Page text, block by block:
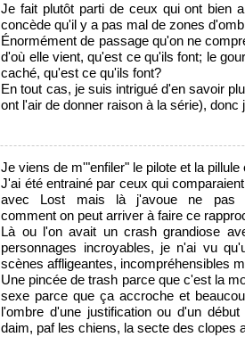
Je fait plutôt parti de ceux qui ont bien
concède qu'il y a pas mal de zones
Énormément de passage qu'on ne
d'où elle vient, qu'est ce qu'ils font; le
caché, qu'est ce qu'ils font?
En tout cas, je suis intrigué d'en savoir
ont l'air de donner raison à la série), donc
Je viens de m'"enfiler" le pilote et la pillule
J'ai été entrainé par ceux qui
avec Lost mais là j'avoue ne pas
comment on peut arriver à faire ce
Là ou l'on avait un crash grandiose
personnages incroyables, je n'ai vu
scènes affligeantes, incompréhensibles
Une pincée de trash parce que c'est la
sexe parce que ça accroche et
l'ombre d'une justification ou d'un
daim, paf les chiens, la secte des clopes